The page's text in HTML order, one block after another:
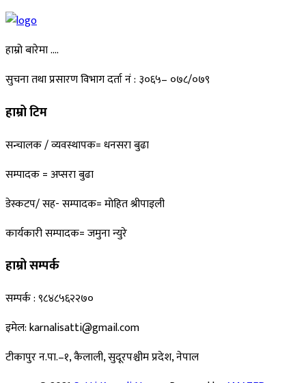
हाम्रो बारेमा ….
सुचना तथा प्रसारण विभाग दर्ता नं : ३०६५– ०७८/०७९
हाम्रो टिम
सन्चालक / व्यवस्थापक= धनसरा बुढा
सम्पादक = अप्सरा बुढा
डेस्कटप/ सह- सम्पादक= माेहित श्रीपाइली
कार्यकारी सम्पादक= जमुना न्युरे
हाम्रो सम्पर्क
सम्पर्क : ९८४८५६२२७०
इमेल: karnalisatti@gmail.com
टीकापुर न.पा.–१, कैलाली, सुदूरपश्चीम प्रदेश, नेपाल